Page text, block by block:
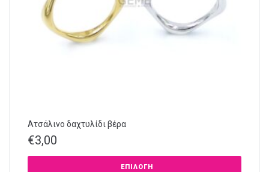
Ατσάλινο δαχτυλίδι βέρα
€3,00
ΕΠΙΛΟΓΉ